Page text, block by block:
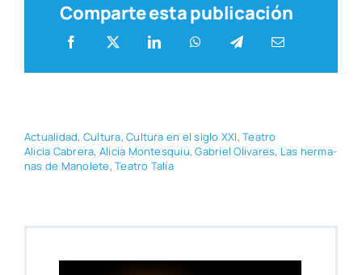
Comparte esta publicación
Actua­li­dad, Cul­tu­ra,Cul­tu­ra en el siglo XXI,Tea­tro
Ali­cia Cabre­ra, Ali­cia Mon­tes­quiu,Gabriel Oli­va­res, Las her­ma­
nas de Mano­le­te,Tea­tro Talía